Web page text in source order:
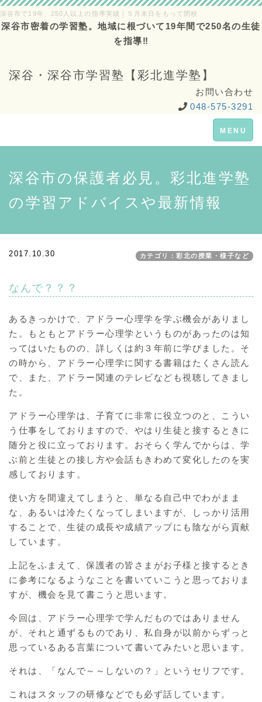
深谷市で19年、250人以上の指導実績｜５月末日をもって閉校
深谷市密着の学習塾。地域に根づいて19年間で250名の生徒
を指導‼
深谷・深谷市学習塾【彩北進学塾】
お問い合わせ
048-575-3291
Toggle
navigation
MENU
深谷市の保護者必見。彩北進学塾
の学習アドバイスや最新情報
2017.10.30 カテゴリ：彩北の授業・様子など
なんで？？？
あるきっかけで、アドラー心理学を学ぶ機会がありまし
た。もともとアドラー心理学というものがあったのは知
ってはいたものの、詳しくは約３年前に学びました。そ
の時から、アドラー心理学に関する書籍はたくさん読ん
で、また、アドラー関連のテレビなども視聴してきまし
た。
アドラー心理学は、子育てに非常に役立つのと、こうい
う仕事をしておりますので、やはり生徒と接するときに
随分と役に立っております。おそらく学んでからは、学
ぶ前と生徒との接し方や会話もきわめて変化したのを実
感しております。
使い方を間違えてしまうと、単なる自己中でわがまま
な、あるいは冷たくなってしまいますが、しっかり活用
することで、生徒の成長や成績アップにも陰ながら貢献
しています。
上記をふまえて、保護者の皆さまがお子様と接するとき
に参考になるようなことを書いていこうと思っておりま
すが、機会を見て書こうと思います。
今回は、アドラー心理学で学んだものではありません
が、それと通ずるものであり、私自身が以前からずっと
思っているある言葉について書いてみたいと思います。
それは、「なんで～～しないの？」というセリフです。
これはスタッフの研修などでも必ず話しています。